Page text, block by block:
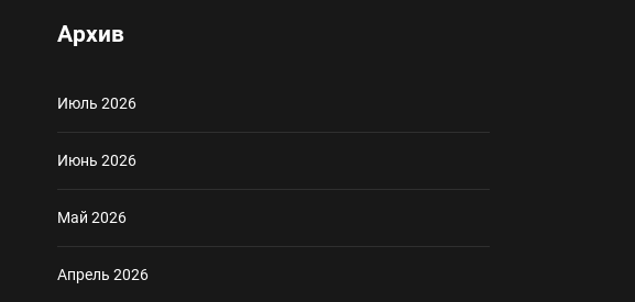
Архив
Июль 2026
Июнь 2026
Май 2026
Апрель 2026